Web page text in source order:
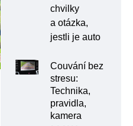
chvilky
a otázka,
jestli je auto
Couvání bez
stresu:
Technika,
pravidla,
kamera